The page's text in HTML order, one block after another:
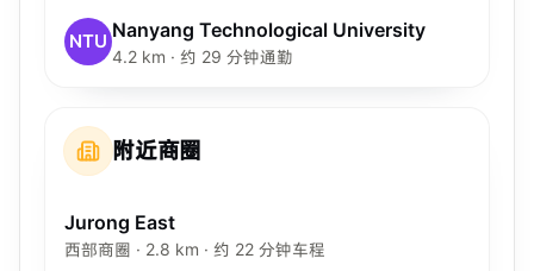
NTU Nanyang Technological University
4.2 km · 约 29 分钟通勤
附近商圈
Jurong East
西部商圈 · 2.8 km · 约 22 分钟车程